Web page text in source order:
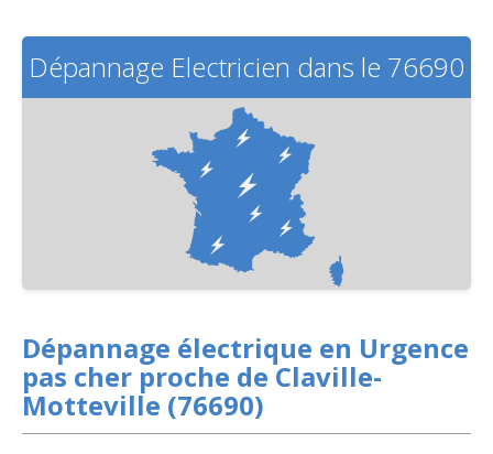
Dépannage Electricien dans le 76690
Dépannage électrique en Urgence
pas cher proche de Claville-
Motteville (76690)